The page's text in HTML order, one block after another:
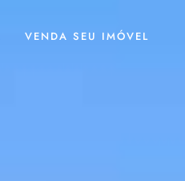
VENDA SEU IMÓVEL